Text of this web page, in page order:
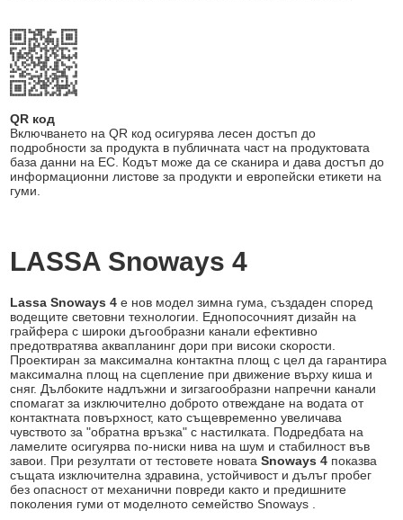
QR код
Включването на QR код осигурява лесен достъп до
подробности за продукта в публичната част на продуктовата
база данни на ЕС. Кодът може да се сканира и дава достъп до
информационни листове за продукти и европейски етикети на
гуми.
LASSA Snoways 4
Lassa Snoways 4 е нов модел зимна гума, създаден според
водещите световни технологии. Еднопосочният дизайн на
грайфера с широки дъгообразни канали ефективно
предотвратява аквапланинг дори при високи скорости.
Проектиран за максимална контактна площ с цел да гарантира
максимална площ на сцепление при движение върху киша и
сняг. Дълбоките надлъжни и зигзагообразни напречни канали
спомагат за изключително доброто отвеждане на водата от
контактната повърхност, като същевременно увеличава
чувството за "обратна връзка" с настилката. Подредбата на
ламелите осигуярва по-ниски нива на шум и стабилност във
завои. При резултати от тестовете новатаSnoways 4 показва
същата изключителна здравина, устойчивост и дълъг пробег
без опасност от механични повреди както и предишните
поколения гуми от моделното семейство Snoways .